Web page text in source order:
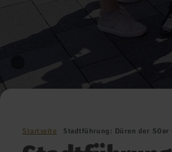
Startseite Stadtführung: Düren der